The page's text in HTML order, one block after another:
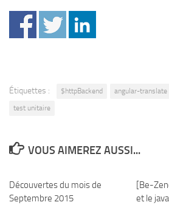
Étiquettes : $httpBackend angular-translate
test unitaire
VOUS AIMEREZ AUSSI...
Découvertes du mois de
Septembre 2015
[Be-
et le